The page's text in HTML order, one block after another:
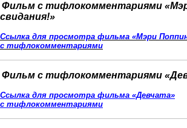
Фильм с тифлокомментариями
свидания!»
Ссылка для просмотра фильма «Мэри
с тифлокомментариями
Фильм с тифлокомментариями
Ссылка для просмотра фильма «Девчата»
с тифлокомментариями